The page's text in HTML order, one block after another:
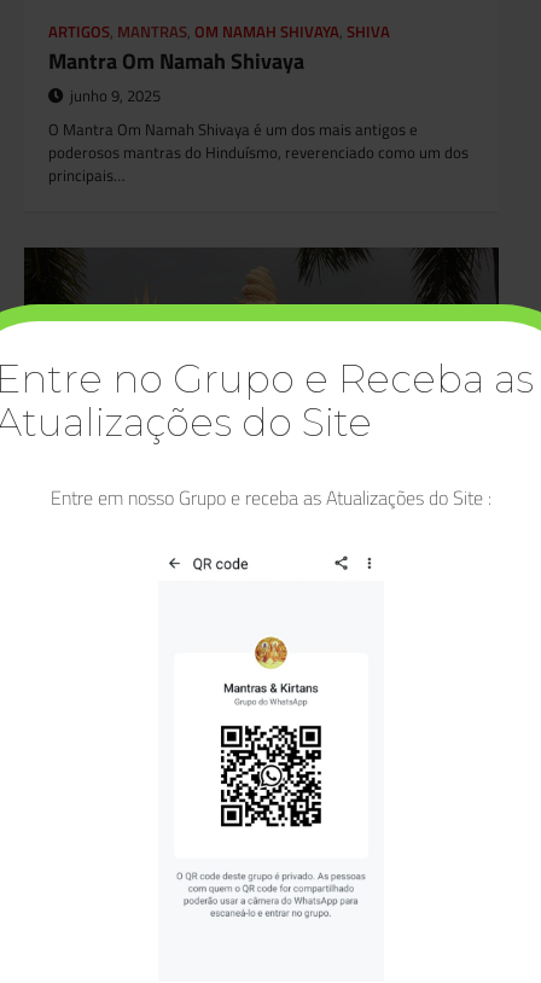
ARTIGOS, MANTRAS, OM NAMAH SHIVAYA, SHIVA
Mantra Om Namah Shivaya
junho 9, 2025
O Mantra Om Namah Shivaya é um dos mais antigos e
poderosos mantras do Hinduísmo, reverenciado como um dos
principais…
Mahashivaratri, que se traduz como “A Grande Noite de Shiva”,
no Grupo e Receba as
do Site
Entre em nosso Grupo e receba as Atualizações do Site :